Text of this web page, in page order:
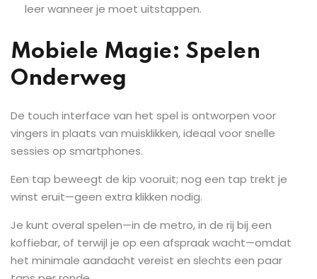
leer wanneer je moet uitstappen.
Mobiele Magie: Spelen
Onderweg
De touch interface van het spel is ontworpen voor
vingers in plaats van muisklikken, ideaal voor snelle
sessies op smartphones.
Een tap beweegt de kip vooruit; nog een tap trekt je
winst eruit—geen extra klikken nodig.
Je kunt overal spelen—in de metro, in de rij bij een
koffiebar, of terwijl je op een afspraak wacht—omdat
het minimale aandacht vereist en slechts een paar